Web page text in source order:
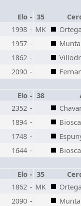
Elo - 35
1998 - MK
1957 -
1862 -
2090 -
Elo - 38
2352 -
1894 -
1748 -
1644 -
Elo - 35
1862 - MK
2090 -